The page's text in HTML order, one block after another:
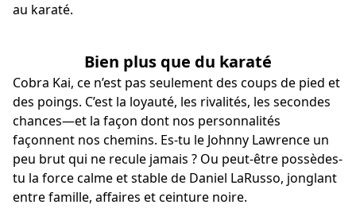
au karaté.
Bien plus que du karaté
Cobra Kai, ce n’est pas seulement des coups de pied et
des poings. C’est la loyauté, les rivalités, les secondes
chances—et la façon dont nos personnalités
façonnent nos chemins. Es-tu le Johnny Lawrence un
peu brut qui ne recule jamais ? Ou peut-être possèdes-
tu la force calme et stable de Daniel LaRusso, jonglant
entre famille, affaires et ceinture noire.